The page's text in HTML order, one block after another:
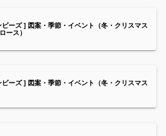
ーズ ] 図案・季節・イベント（冬・クリスマス
ース）
ビーズ ] 図案・季節・イベント（冬・クリスマス